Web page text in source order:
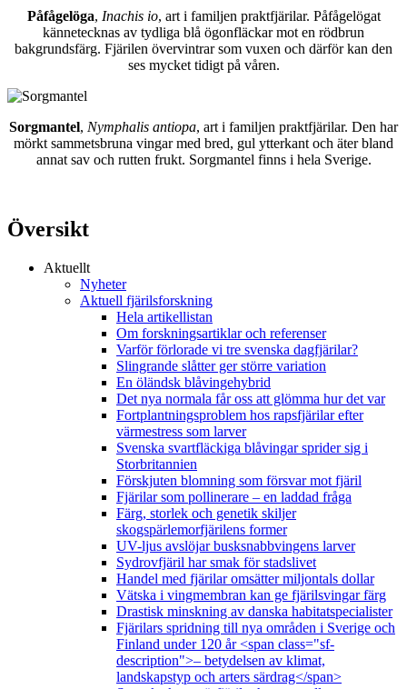
Påfågelöga, Inachis io, art i familjen praktfjärilar. Påfågelögat
kännetecknas av tydliga blå ögonfläckar mot en rödbrun
bakgrundsfärg. Fjärilen övervintrar som vuxen och därför kan den
ses mycket tidigt på våren.
Sorgmantel, Nymphalis antiopa, art i familjen praktfjärilar. Den har
mörkt sammetsbruna vingar med bred, gul ytterkant och äter bland
annat sav och rutten frukt. Sorgmantel finns i hela Sverige.
Översikt
Aktuellt
Nyheter
Aktuell fjärilsforskning
Hela artikellistan
Om forskningsartiklar och referenser
Varför förlorade vi tre svenska dagfjärilar?
Slingrande slåtter ger större variation
En öländsk blåvingehybrid
Det nya normala får oss att glömma hur det var
Fortplantningsproblem hos rapsfjärilar efter
värmestress som larver
Svenska svartfläckiga blåvingar sprider sig i
Storbritannien
Förskjuten blomning som försvar mot fjäril
Fjärilar som pollinerare – en laddad fråga
Färg, storlek och genetik skiljer
skogspärlemorfjärilens former
UV-ljus avslöjar busksnabbvingens larver
Sydrovfjäril har smak för stadslivet
Handel med fjärilar omsätter miljontals dollar
Vätska i vingmembran kan ge fjärilsvingar färg
Drastisk minskning av danska habitatspecialister
Fjärilars spridning till nya områden i Sverige och
Finland under 120 år <span class="sf-
description">– betydelsen av klimat,
landskapstyp och arters särdrag</span>